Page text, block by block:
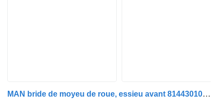
MAN bride de moyeu de roue, essieu avant 81443010177 pour tracteur routier MAN TGA 18.430